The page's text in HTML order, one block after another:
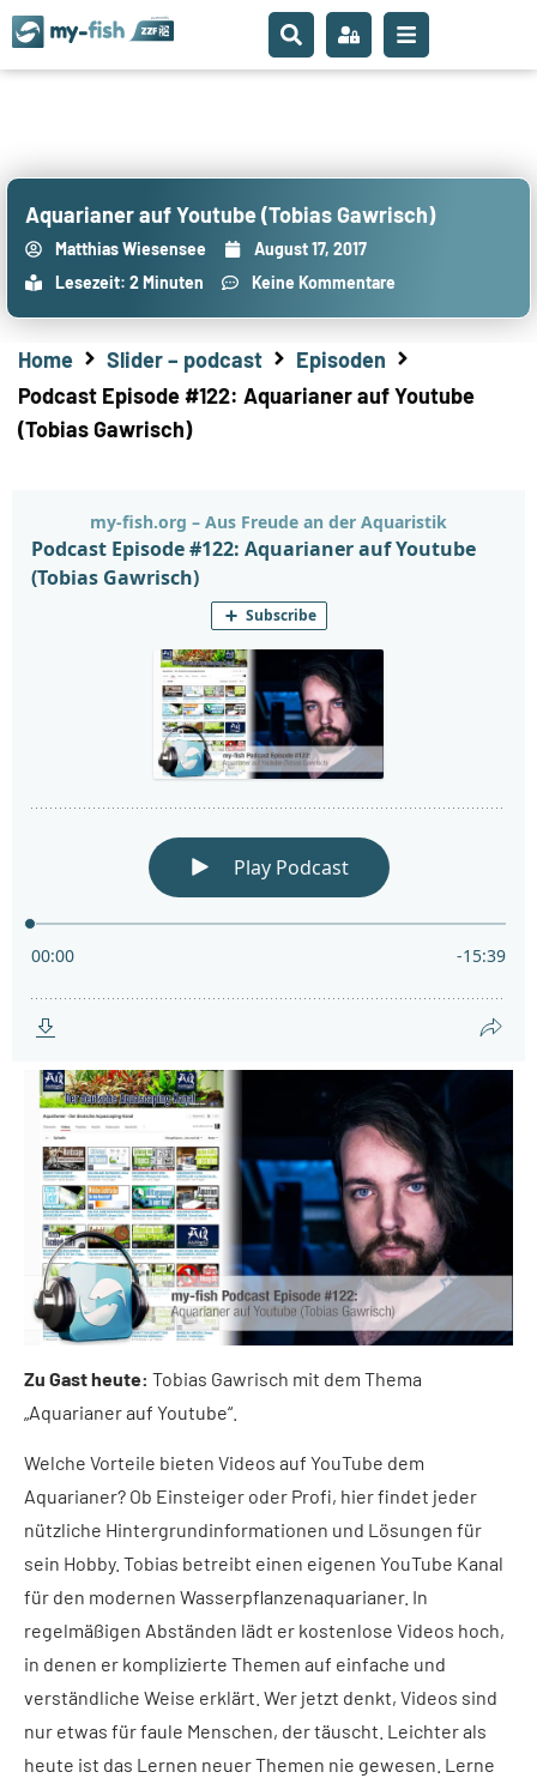
Aquarianer auf Youtube (Tobias Gawrisch)
Matthias Wiesensee
August 17, 2017
Lesezeit: 2 Minuten
Keine Kommentare
Home Slider – podcast
Episoden
Podcast Episode #122: Aquarianer auf Youtube
(Tobias Gawrisch)
Zu Gast heute: Tobias Gawrisch mit dem Thema
„Aquarianer auf Youtube“.
Welche Vorteile bieten Videos auf YouTube dem
Aquarianer? Ob Einsteiger oder Profi, hier findet jeder
nützliche Hintergrundinformationen und Lösungen für
sein Hobby. Tobias betreibt einen eigenen YouTube Kanal
für den modernen Wasserpflanzenaquarianer. In
regelmäßigen Abständen lädt er kostenlose Videos hoch,
in denen er komplizierte Themen auf einfache und
verständliche Weise erklärt. Wer jetzt denkt, Videos sind
nur etwas für faule Menschen, der täuscht. Leichter als
heute ist das Lernen neuer Themen nie gewesen. Lerne